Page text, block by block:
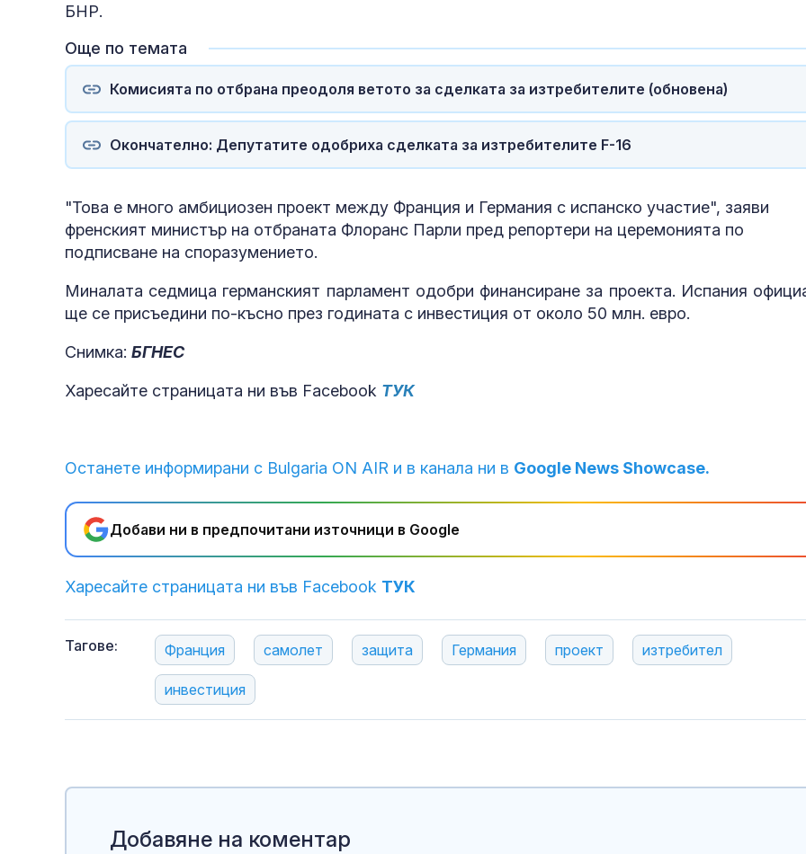
БНР.
Още по темата
Комисията по отбрана преодоля ветото за сделката за изтребителите (обновена)
Окончателно: Депутатите одобриха сделката за изтребителите F-16
"Това е много амбициозен проект между Франция и Германия с испанско участие", заяви
френският министър на отбраната Флоранс Парли пред репортери на церемонията по
подписване на споразумението.
Миналата седмица германският парламент одобри финансиране за проекта. Испания
ще се присъедини по-късно през годината с инвестиция от около 50 млн. евро.
Снимка: БГНЕС
Харесайте страницата ни във Facebook ТУК
Останете информирани с Bulgaria ON AIR и в канала ни в Google News Showcase.
Добави ни в предпочитани източници в Google
Харесайте страницата ни във Facebook ТУК
Тагове: Франция самолет защита Германия проект изтребител
инвестиция
Пуснаха
Започна
И днес жега,
Добавяне на коментар